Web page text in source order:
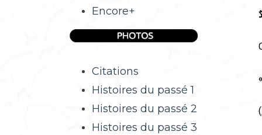
Encore+
Citations
Histoires du passé 1
Histoires du passé 2
Histoires du passé 3
(